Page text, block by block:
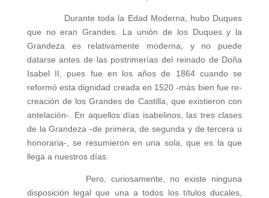
Durante toda la Edad Moderna, hubo Duques
que no eran Grandes. La unión de los Duques y la
Grandeza es relativamente moderna, y no puede
datarse antes de las postrimerías del reinado de Doña
Isabel II, pues fue en los años de 1864 cuando se
reformó esta dignidad creada en 1520 -más bien fue re-
creación de los Grandes de Castilla, que existieron con
antelación-. En aquellos días isabelinos, las tres clases
de la Grandeza -de primera, de segunda y de tercera u
honoraria-, se resumieron en una sola, que es la que
llega a nuestros días.
Pero, curiosamente, no existe ninguna
disposición legal que una a todos los títulos ducales,